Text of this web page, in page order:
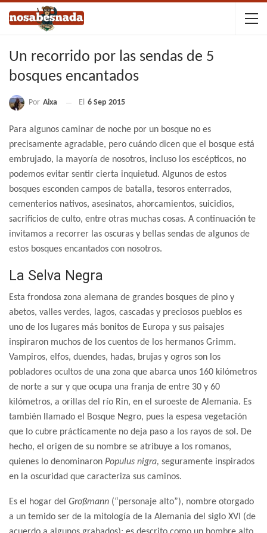
Un recorrido por las sendas de 5
bosques encantados
Por Aixa El 6 Sep 2015
Para algunos caminar de noche por un bosque no es
precisamente agradable, pero cuándo dicen que el bosque está
embrujado, la mayoría de nosotros, incluso los escépticos, no
podemos evitar sentir cierta inquietud. Algunos de estos
bosques esconden campos de batalla, tesoros enterrados,
cementerios nativos, asesinatos, ahorcamientos, suicidios,
sacrificios de culto, entre otras muchas cosas. A continuación te
invitamos a recorrer las oscuras y bellas sendas de algunos de
estos bosques encantados con nosotros.
La Selva Negra
Esta frondosa zona alemana de grandes bosques de pino y
abetos, valles verdes, lagos, cascadas y preciosos pueblos es
uno de los lugares más bonitos de Europa y sus paisajes
inspiraron muchos de los cuentos de los hermanos Grimm.
Vampiros, elfos, duendes, hadas, brujas y ogros son los
pobladores ocultos de una zona que abarca unos 160 kilómetros
de norte a sur y que ocupa una franja de entre 30 y 60
kilómetros, a orillas del río Rin, en el suroeste de Alemania. Es
también llamado el Bosque Negro, pues la espesa vegetación
que lo cubre prácticamente no deja paso a los rayos de sol. De
hecho, el origen de su nombre se atribuye a los romanos,
quienes lo denominaron Populus nigra, seguramente inspirados
en la oscuridad que caracteriza sus caminos.
Es el hogar del Großmann (“personaje alto”), nombre otorgado
a un temido ser de la mitología de la Alemania del siglo XVI (de